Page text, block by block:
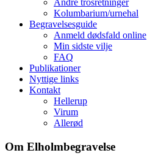
Andre trosretninger
Kolumbarium/urnehal
Begravelsesguide
Anmeld dødsfald online
Min sidste vilje
FAQ
Publikationer
Nyttige links
Kontakt
Hellerup
Virum
Allerød
Om Elholmbegravelse